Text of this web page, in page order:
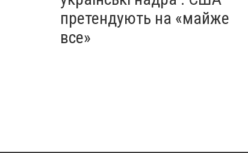
претендують на «майже
все»